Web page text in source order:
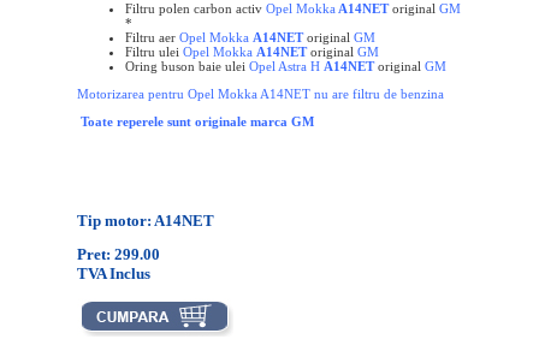
Filtru polen carbon activ Opel Mokka A14NET original GM
*
Filtru aer Opel Mokka A14NET original GM
Filtru ulei Opel Mokka A14NET original GM
Oring buson baie ulei Opel Astra H A14NET original GM
Motorizarea pentru Opel Mokka A14NET nu are filtru de benzina
Toate reperele sunt originale marca GM
Tip motor: A14NET
Pret: 299.00
TVA Inclus